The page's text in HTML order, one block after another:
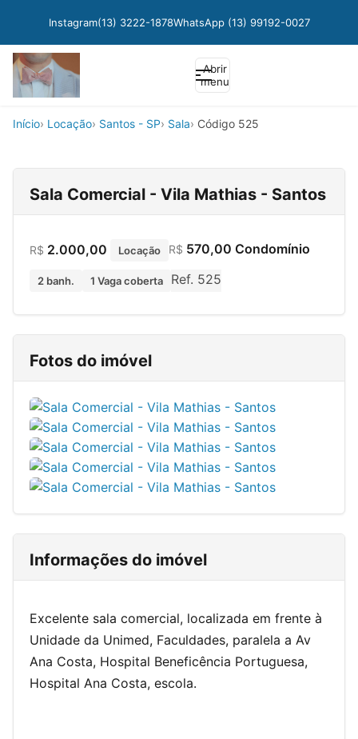
Instagram(13) 3222-1878WhatsApp (13) 99192-0027
Abrir
menu
Início Locação Santos - SP Sala Código 525
Sala Comercial - Vila Mathias - Santos
R$ 2.000,00 Locação R$ 570,00 Condomínio
2 banh. 1 Vaga coberta Ref. 525
Fotos do imóvel
Informações do imóvel
Excelente sala comercial, localizada em frente à
Unidade da Unimed, Faculdades, paralela a Av
Ana Costa, Hospital Beneficência Portuguesa,
Hospital Ana Costa, escola.